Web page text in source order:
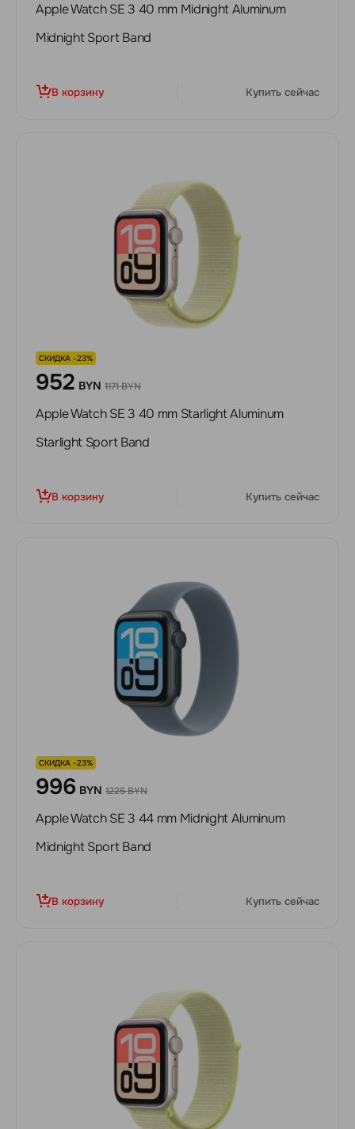
Apple Watch SE 3 40 mm Midnight Aluminum
Midnight Sport Band
В корзину Купить сейчас
СКИДКА -23%
952 BYN 1171 BYN
Apple Watch SE 3 40 mm Starlight Aluminum
Starlight Sport Band
В корзину Купить сейчас
СКИДКА -23%
996 BYN 1225 BYN
Apple Watch SE 3 44 mm Midnight Aluminum
Midnight Sport Band
В корзину Купить сейчас